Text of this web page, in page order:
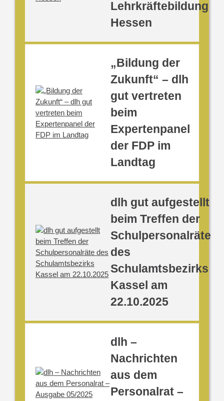
Lehrkräftebildung
Hessen
„Bildung der
Zukunft“ – dlh
gut vertreten
beim
Expertenpanel
der FDP im
Landtag
dlh gut aufgestellt
beim Treffen der
Schulpersonalräte
des
Schulamtsbezirks
Kassel am
22.10.2025
dlh –
Nachrichten
aus dem
Personalrat –